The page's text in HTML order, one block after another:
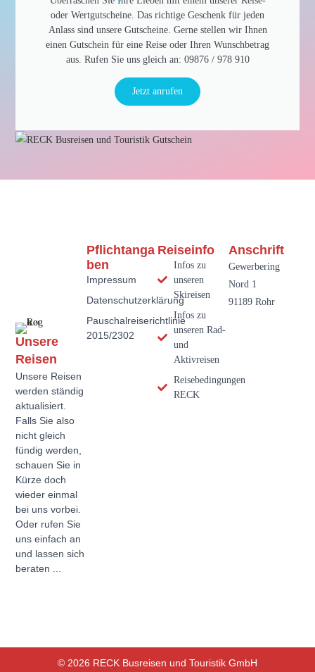
oder Wertgutscheine. Das richtige Geschenk für jeden
Anlass sind unsere Gutscheine. Gerne stellen wir Ihnen
einen Gutschein für eine Reise oder Ihren Wunschbetrag
aus. Rufen Sie uns gleich an: 09876 / 978 910​
Jetzt anrufen
Unsere
Reisen
Unsere Reisen
werden ständig
aktualisiert.
Falls Sie also
nicht gleich
fündig werden,
schauen Sie in
Kürze doch
wieder einmal
bei uns vorbei.
Oder rufen Sie
uns einfach an
und lassen sich
beraten ...
Reiseinfo
Infos zu
unseren
Skireisen
Infos zu
unseren Rad-
und
Aktivreisen
Reisebedingungen
RECK
Pflichtanga
Ben
Impressum
Datenschutzerklärung
Pauschalreiserichtlinie
2015/2302
Anschrift
Gewerbering
Nord 1
91189 Rohr
© 2026 RECK Busreisen und Touristik GmbH